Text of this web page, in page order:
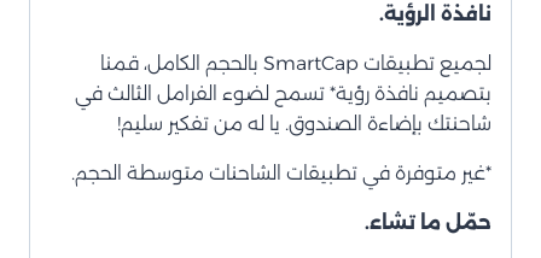
نافذة الرؤية.
لجميع تطبيقات SmartCap بالحجم الكامل، قمنا
بتصميم نافذة رؤية* تسمح لضوء الفرامل الثالث في
شاحنتك بإضاءة الصندوق. يا له من تفكير سليم!
*غير متوفرة في تطبيقات الشاحنات متوسطة الحجم.
حمّل ما تشاء.